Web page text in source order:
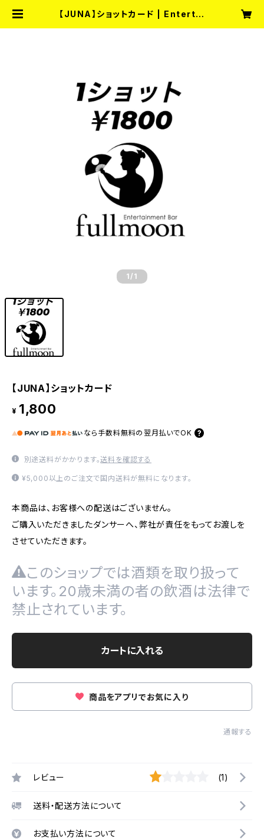
【JUNA】ショットカード | Entertai
1 /1
【JUNA】ショットカード
¥ 1,800
なら 手数料無料の 翌月払いでOK
別途送料がかかります。送料を確認する
¥5,000以上のご注文で国内送料が無料になります。
本商品は、お客様への配送はございません。
ご購入いただきましたダンサーへ、弊社が責任をもってお渡しを
させていただきます。
このショップでは酒類を取り扱って
います。20歳未満の者の飲酒は法律で
禁止されています。
カートに入れる
商品をアプリでお気に入り
通報する
レビュー (1)
送料・配送方法について
お支払い方法について